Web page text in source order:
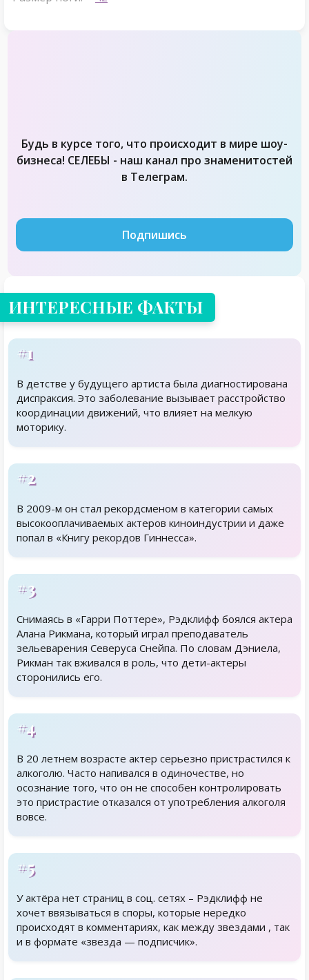
Будь в курсе того, что происходит в мире шоу-
бизнеса! СЕЛЕБЫ - наш канал про знаменитостей
в Телеграм.
Подпишись
ИНТЕРЕСНЫЕ ФАКТЫ
#1
В детстве у будущего артиста была диагностирована
диспраксия. Это заболевание вызывает расстройство
координации движений, что влияет на мелкую
моторику.
#2
В 2009-м он стал рекордсменом в категории самых
высокооплачиваемых актеров киноиндустрии и даже
попал в «Книгу рекордов Гиннесса».
#3
Снимаясь в «Гарри Поттере», Рэдклифф боялся актера
Алана Рикмана, который играл преподаватель
зельеварения Северуса Снейпа. По словам Дэниела,
Рикман так вживался в роль, что дети-актеры
сторонились его.
#4
В 20 летнем возрасте актер серьезно пристрастился к
алкоголю. Часто напивался в одиночестве, но
осознание того, что он не способен контролировать
это пристрастие отказался от употребления алкоголя
вовсе.
#5
У актёра нет страниц в соц. сетях – Рэдклифф не
хочет ввязываться в споры, которые нередко
происходят в комментариях, как между звездами , так
и в формате «звезда — подписчик».